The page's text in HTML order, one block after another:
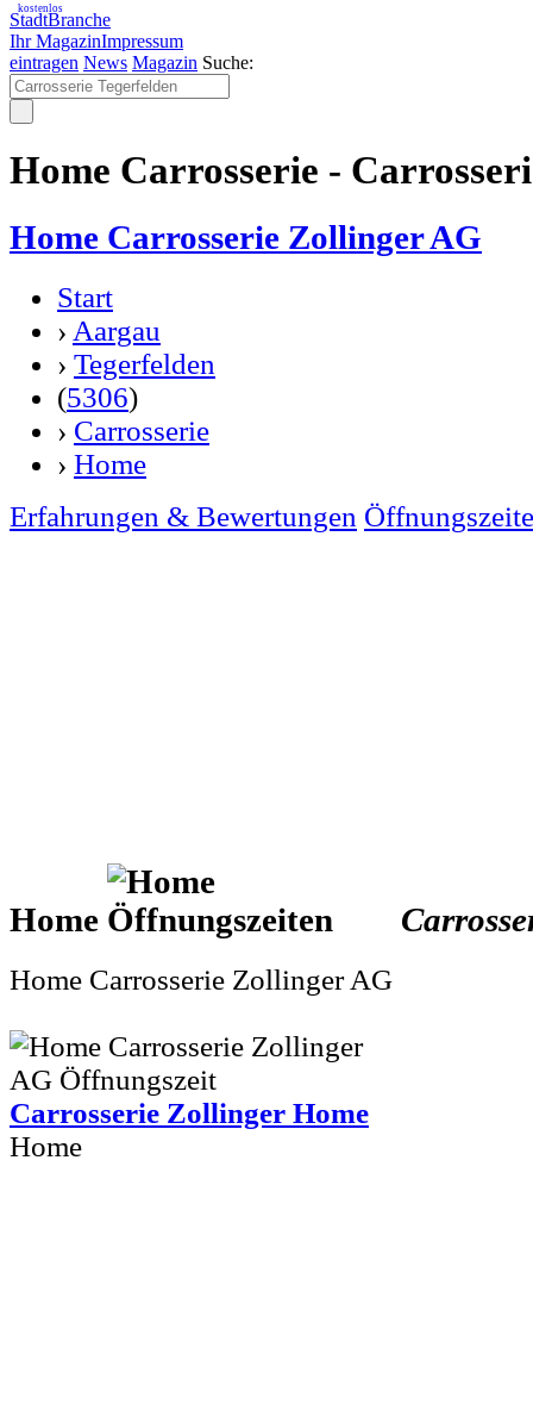
StadtBranche
Ihr MagazinImpressum
kostenlos
eintragen News Magazin Suche:
Home Carrosserie -
Home Carrosserie Zollinger AG
Start
› Aargau
› Tegerfelden
(5306)
› Carrosserie
› Home
Erfahrungen & Bewertungen
Home
Home Carrosserie Zollinger AG
Carrosserie Zollinger Home
Home